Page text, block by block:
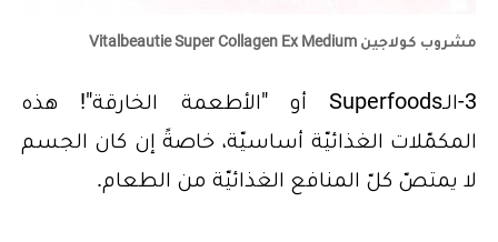
مشروب كولاجين Vitalbeautie Super Collagen Ex Medium
3-الـSuperfoods أو "الأطعمة الخارقة"! هذه
المكمّلات الغذائيّة أساسيّة، خاصةً إن كان الجسم
لا يمتصّ كلّ المنافع الغذائيّة من الطعام.